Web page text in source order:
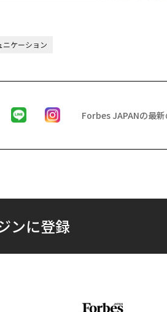
ニケーション
Forbes JAPANの最
ンに登録